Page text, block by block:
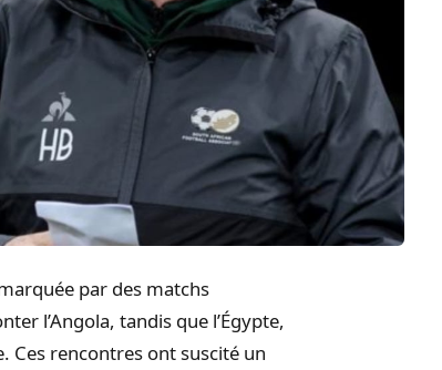
par des matchs
l’Angola, tandis que l’Égypte,
Ces rencontres ont suscité un